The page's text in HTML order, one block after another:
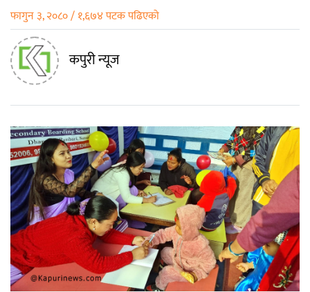
फागुन ३, २०८० / १,६७४ पटक पढिएको
कपुरी न्यूज